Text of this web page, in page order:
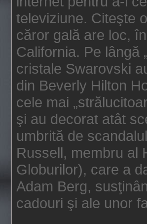
televiziune. Citeşte
căror gală are loc,
California. Pe lângă
cristale Swarovski
din Beverly Hilton
cele mai
şi au decorat atât
umbrită de
Russell, membru al
Globurilor), care a
Adam Berg,
cadouri şi ale unor